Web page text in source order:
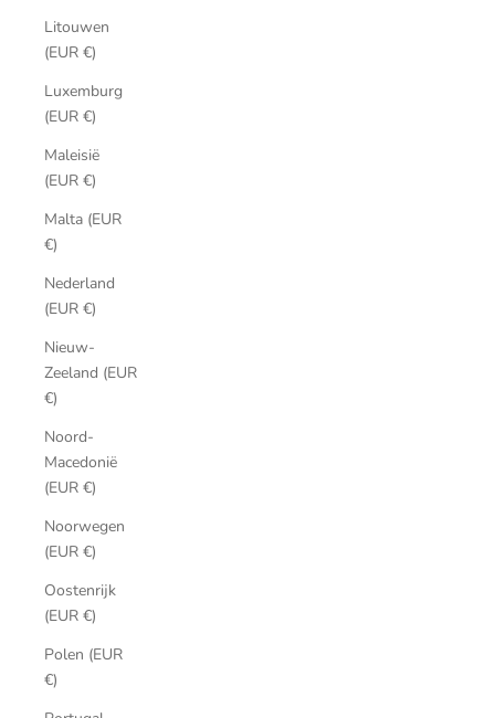
Litouwen
(EUR €)
Luxemburg
(EUR €)
Maleisië
(EUR €)
Malta (EUR
€)
Nederland
(EUR €)
Nieuw-
Zeeland (EUR
€)
Noord-
Macedonië
(EUR €)
Noorwegen
(EUR €)
Oostenrijk
(EUR €)
Polen (EUR
€)